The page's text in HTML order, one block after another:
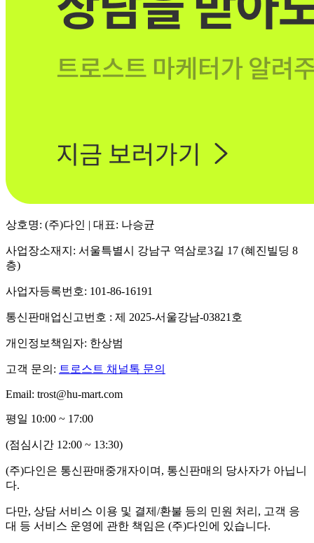
상호명: (주)다인 | 대표: 나승균
사업장소재지: 서울특별시 강남구 역삼로3길 17 (혜진빌딩 8
층)
사업자등록번호: 101-86-16191
통신판매업신고번호 : 제 2025-서울강남-03821호
개인정보책임자: 한상범
고객 문의: 트로스트 채널톡 문의
Email: trost@hu-mart.com
평일 10:00 ~ 17:00
(점심시간 12:00 ~ 13:30)
(주)다인은 통신판매중개자이며, 통신판매의 당사자가 아닙니
다.
다만, 상담 서비스 이용 및 결제/환불 등의 민원 처리, 고객 응
대 등 서비스 운영에 관한 책임은 (주)다인에 있습니다.